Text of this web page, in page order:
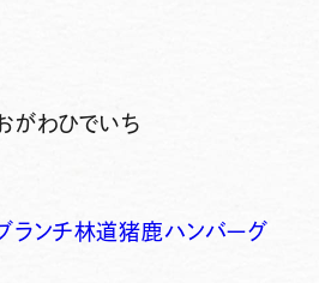
がわひでいち
ランチ林道猪鹿ハンバーグ